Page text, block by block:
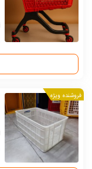
فروشنده ویژه